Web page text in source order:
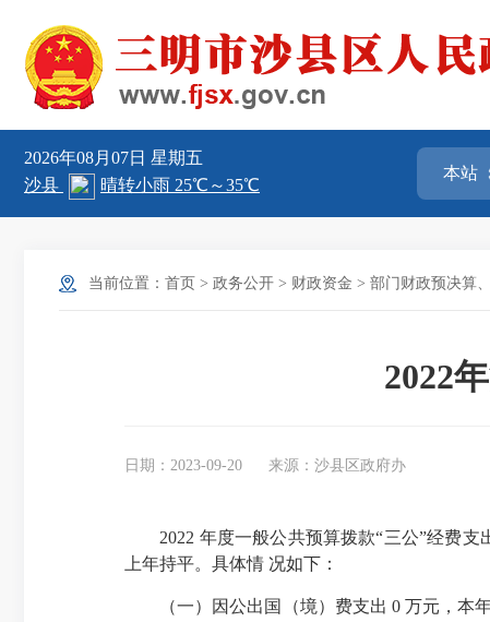
2026年08月07日 星期五
当前位置： 首页 > 政务公开 > 财政资金 > 部门财政预决算
2022
日期：2023-09-20 来源：沙县区政府办
2022 年度一般公共预算拨款“三公”经费支
上年持平。具体情 况如下：
（一）因公出国（境）费支出 0 万元，本年